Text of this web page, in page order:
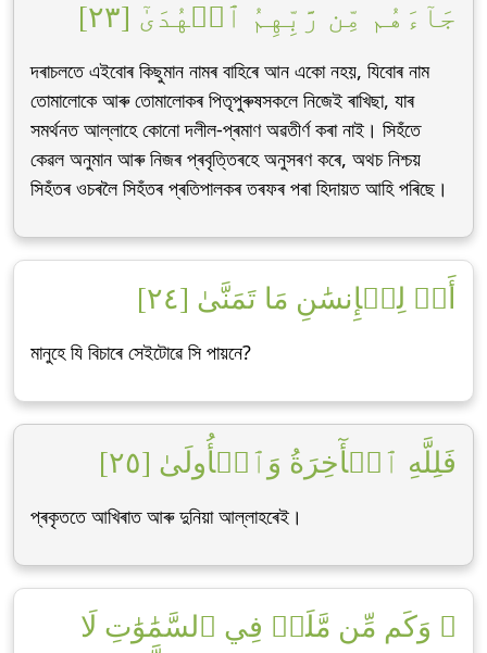
جَآءَهُم مِّن رَّبِّهِمُ ٱلۡهُدَىٰٓ [٢٣]
দৰাচলতে এইবোৰ কিছুমান নামৰ বাহিৰে আন একো নহয়, যিবোৰ নাম
তোমালোকে আৰু তোমালোকৰ পিতৃপুৰুষসকলে নিজেই ৰাখিছা, যাৰ
সমৰ্থনত আল্লাহে কোনো দলীল-প্ৰমাণ অৱতীৰ্ণ কৰা নাই। সিহঁতে
কেৱল অনুমান আৰু নিজৰ প্ৰবৃত্তিৰহে অনুসৰণ কৰে, অথচ নিশ্চয়
সিহঁতৰ ওচৰলৈ সিহঁতৰ প্ৰতিপালকৰ তৰফৰ পৰা হিদায়ত আহি পৰিছে।
أَمۡ لِلۡإِنسَٰنِ مَا تَمَنَّىٰ [٢٤]
মানুহে যি বিচাৰে সেইটোৱে সি পায়নে?
فَلِلَّهِ ٱلۡأٓخِرَةُ وَٱلۡأُولَىٰ [٢٥]
প্ৰকৃততে আখিৰাত আৰু দুনিয়া আল্লাহৰেই।
۞ وَكَم مِّن مَّلَكٖ فِي ٱلسَّمَٰوَٰتِ لَا